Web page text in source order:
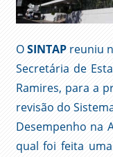
OSINTAPreuniu
Secretária de
Ramires, para a
revisão do
Desempenho na
qual foi feita